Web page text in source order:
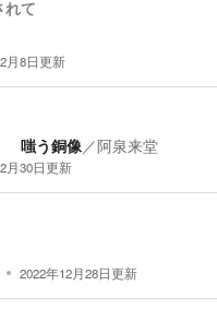
れて
月8日更新
嗤う銅像／阿泉来堂
月30日更新
2022年12月28日更新